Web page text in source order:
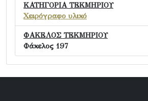
ΚΑΤΗΓΟΡΙΑ ΤΕΚΜΗΡΙΟΥ
Χειρόγραφο υλικό
ΦΑΚΕΛΟΣ ΤΕΚΜΗΡΙΟΥ
Φάκελος 197